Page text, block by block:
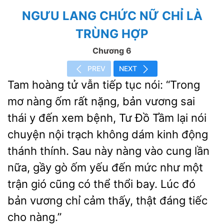
NGƯU LANG CHỨC NỮ CHỈ LÀ
TRÙNG HỢP
Chương 6
PREV NEXT
Tam hoàng tử vẫn tiếp tục
“Trong
mơ nàng ốm rất nặng, bản vương sai
thái y đến xem bệnh, Tư Đồ Tầm lại nói
chuyện nội trạch không dám kinh động
thánh thính. Sau này
vào cung lần
nữa, gầy gò ốm yếu đến mức như
trận gió cũng có thể thổi bay. Lúc đó
bản vương chỉ cảm thấy, thật đáng tiếc
cho nàng.”